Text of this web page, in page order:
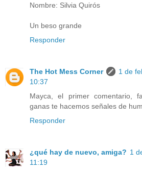
Nombre: Silvia Quirós
Un beso grande
Responder
The Hot Mess Corner
1 de
10:37
Mayca, el primer comentario,
ganas te hacemos señales de
Responder
¿qué hay de nuevo, amiga? 1
11:19